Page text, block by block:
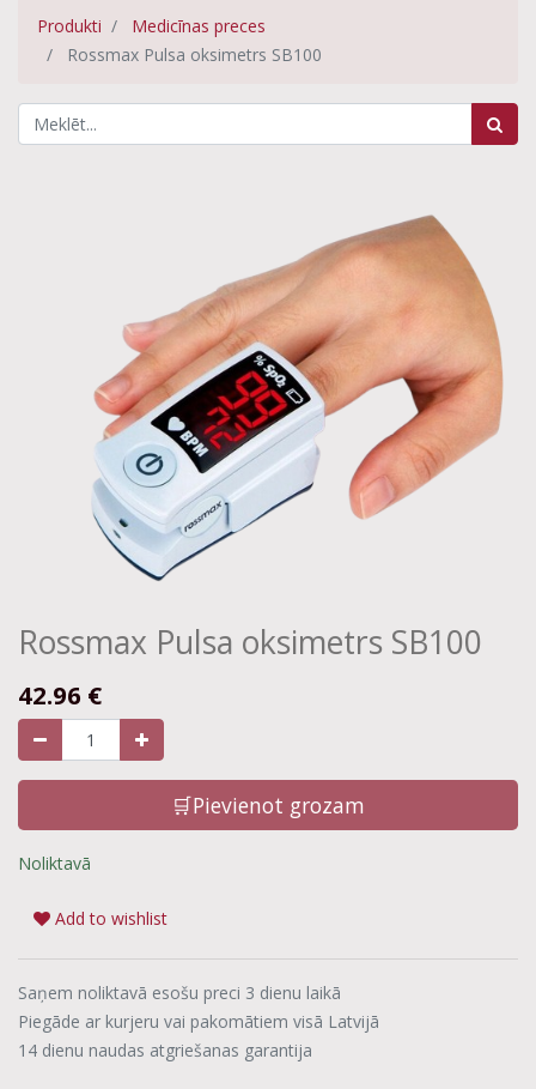
Produkti
Medicīnas preces
Rossmax Pulsa oksimetrs SB100
Rossmax Pulsa oksimetrs SB100
42.96 €
🛒Pievienot grozam
Noliktavā
Add to wishlist
Saņem noliktavā esošu preci 3 dienu laikā
Piegāde ar kurjeru vai pakomātiem visā Latvijā
14 dienu naudas atgriešanas garantija